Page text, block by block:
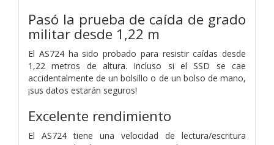
Pasó la prueba de caída de grado
militar desde 1,22 m
El AS724 ha sido probado para resistir caídas desde
1,22 metros de altura. Incluso si el SSD se cae
accidentalmente de un bolsillo o de un bolso de mano,
¡sus datos estarán seguros!
Excelente rendimiento
El AS724 tiene una velocidad de lectura/escritura